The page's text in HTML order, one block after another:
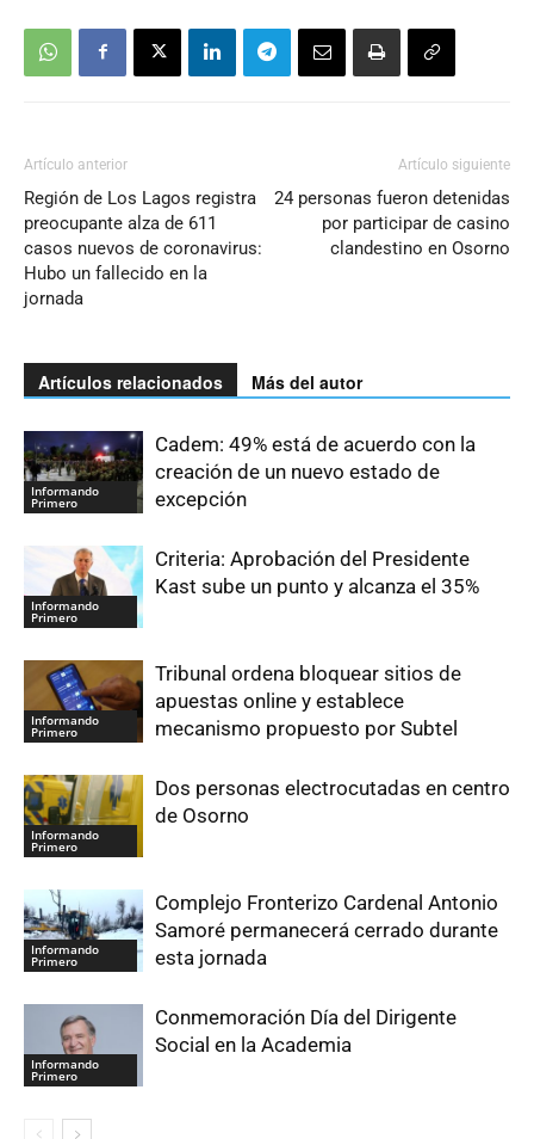
Artículo anterior
Región de Los Lagos registra
preocupante alza de 611
casos nuevos de coronavirus:
Hubo un fallecido en la
jornada
Artículo siguiente
24 personas fueron detenidas
por participar de casino
clandestino en Osorno
Artículos relacionados Más del autor
Informando
Primero
Cadem: 49% está de acuerdo con la
creación de un nuevo estado de
excepción
Informando
Primero
Criteria: Aprobación del Presidente
Kast sube un punto y alcanza el 35%
Informando
Primero
Tribunal ordena bloquear sitios de
apuestas online y establece
mecanismo propuesto por Subtel
Informando
Primero
Dos personas electrocutadas en centro
de Osorno
Informando
Primero
Complejo Fronterizo Cardenal Antonio
Samoré permanecerá cerrado durante
esta jornada
Informando
Primero
Conmemoración Día del Dirigente
Social en la Academia